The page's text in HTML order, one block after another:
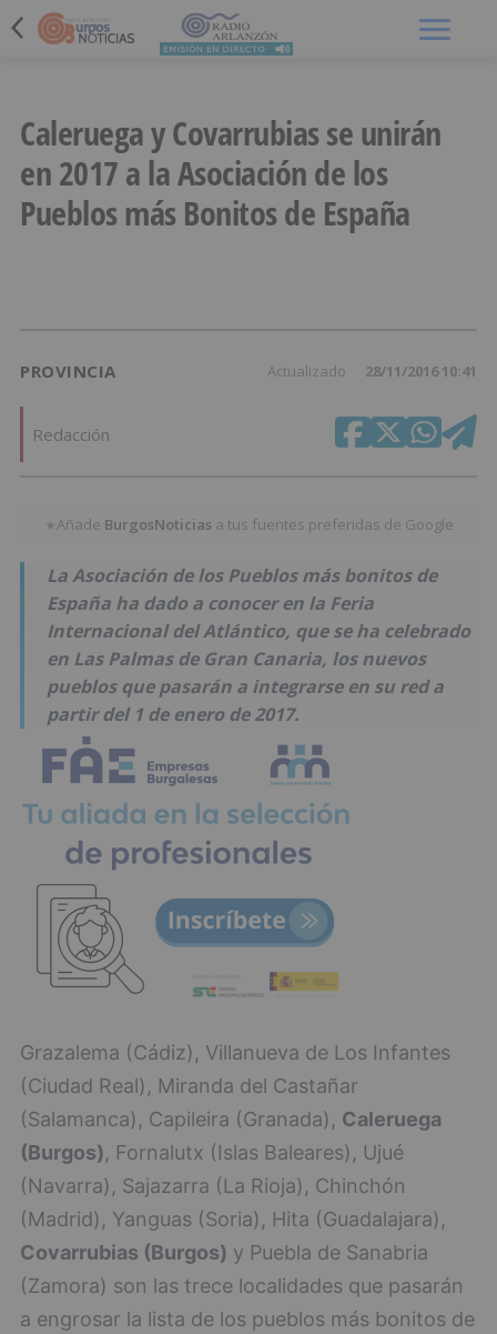
Caleruega y Covarrubias se unirán
en 2017 a la Asociación de los
Pueblos más Bonitos de España
PROVINCIA Actualizado 28/11/2016 10:41
Redacción
★Añade BurgosNoticias a tus fuentes preferidas de Google
La Asociación de los Pueblos más bonitos de
España ha dado a conocer en la Feria
Internacional del Atlántico, que se ha celebrado
en Las Palmas de Gran Canaria, los nuevos
pueblos que pasarán a integrarse en su red a
partir del 1 de enero de 2017.
Grazalema (Cádiz), Villanueva de Los Infantes
(Ciudad Real), Miranda del Castañar
(Salamanca), Capileira (Granada), Caleruega
(Burgos), Fornalutx (Islas Baleares), Ujué
(Navarra), Sajazarra (La Rioja), Chinchón
(Madrid), Yanguas (Soria), Hita (Guadalajara),
Covarrubias (Burgos) y Puebla de Sanabria
(Zamora) son las trece localidades que pasarán
a engrosar la lista de los pueblos más bonitos de